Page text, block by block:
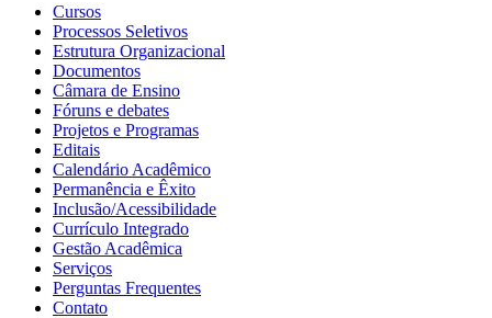
Cursos
Processos Seletivos
Estrutura Organizacional
Documentos
Câmara de Ensino
Fóruns e debates
Projetos e Programas
Editais
Calendário Acadêmico
Permanência e Êxito
Inclusão/Acessibilidade
Currículo Integrado
Gestão Acadêmica
Serviços
Perguntas Frequentes
Contato